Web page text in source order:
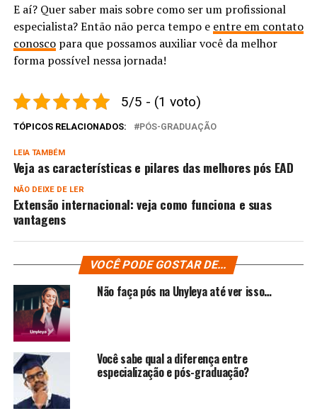
E aí? Quer saber mais sobre como ser um profissional
especialista? Então não perca tempo e entre em contato
conoscopara que possamos auxiliar você da melhor
forma possível nessa jornada!
5/5 - (1 voto)
TÓPICOS RELACIONADOS: PÓS-GRADUAÇÃO
LEIA TAMBÉM
Veja as características e pilares das melhores pós EAD
NÃO DEIXE DE LER
Extensão internacional: veja como funciona e suas
vantagens
VOCÊ PODE GOSTAR DE...
Não faça pós na Unyleya até ver isso…
Você sabe qual a diferença entre
especialização e pós-graduação?